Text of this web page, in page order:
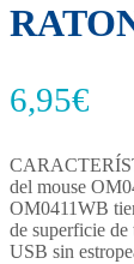
6,95€
del mouse
OM0411WB
de superficie
USB sin